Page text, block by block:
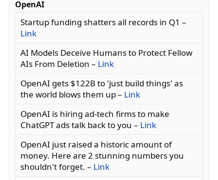
OpenAI
Startup funding shatters all records in Q1 –
Link
AI Models Deceive Humans to Protect Fellow
AIs From Deletion – Link
OpenAI gets $122B to 'just build things' as
the world blows them up – Link
OpenAI is hiring ad-tech firms to make
ChatGPT ads talk back to you – Link
OpenAI just raised a historic amount of
money. Here are 2 stunning numbers you
shouldn't forget. – Link